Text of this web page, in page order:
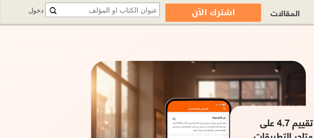
دخول المقالات اشترك الآن